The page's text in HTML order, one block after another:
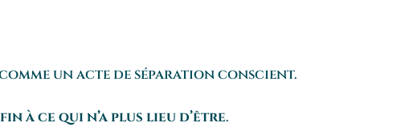
un acte de séparation conscient.
à ce qui n’a plus lieu d’être.